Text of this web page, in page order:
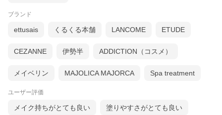
ブランド
ettusais くるくる本舗 LANCOME ETUDE
CEZANNE 伊勢半 ADDICTION（コスメ）
メイベリン MAJOLICA MAJORCA Spa treatment
ユーザー評価
メイク持ちがとても良い 塗りやすさがとても良い